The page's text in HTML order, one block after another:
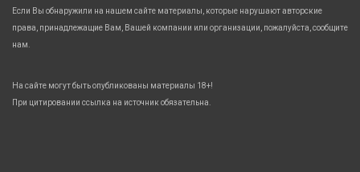
Если Вы обнаружили на нашем сайте материалы, которые нарушают авторские
права, принадлежащие Вам, Вашей компании или организации, пожалуйста, сообщите
нам.
На сайте могут быть опубликованы материалы 18+!
При цитировании ссылка на источник обязательна.